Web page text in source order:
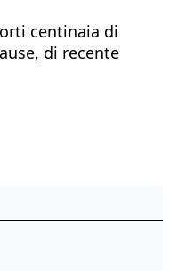
centinaia di
di recente